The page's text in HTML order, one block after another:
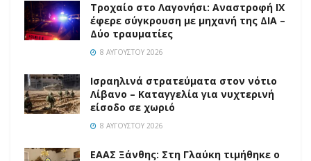
Τροχαίο στο Λαγονήσι: Αναστροφή ΙΧ
έφερε σύγκρουση με μηχανή της ΔΙΑ –
Δύο τραυματίες
8 ΑΥΓΟΎΣΤΟΥ 2026
Ισραηλινά στρατεύματα στον νότιο
Λίβανο – Καταγγελία για νυχτερινή
είσοδο σε χωριό
8 ΑΥΓΟΎΣΤΟΥ 2026
EAAΣ Ξάνθης: Στη Γλαύκη τιμήθηκε ο